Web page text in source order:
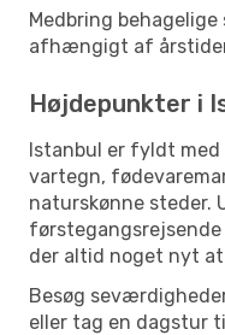
Medbring behagelige
afhængigt af
Højdepunkter i
Istanbul er fyldt
vartegn,
naturskønne steder.
der altid noget nyt at
Besøg
eller tag en dagstur